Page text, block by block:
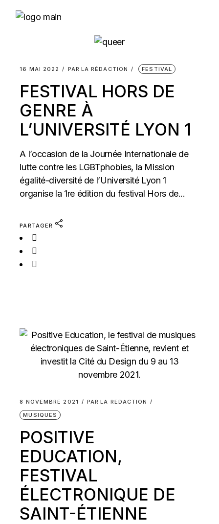
16 MAI 2022 PAR LA RÉDACTION FESTIVAL
FESTIVAL HORS DE
GENRE À
L’UNIVERSITÉ LYON 1
A l’occasion de la Journée Internationale de
lutte contre les LGBTphobies, la Mission
égalité-diversité de l’Université Lyon 1
organise la 1re édition du festival Hors de...
PARTAGER
8 NOVEMBRE 2021 PAR LA RÉDACTION
MUSIQUES
POSITIVE
EDUCATION,
FESTIVAL
ÉLECTRONIQUE DE
SAINT-ÉTIENNE